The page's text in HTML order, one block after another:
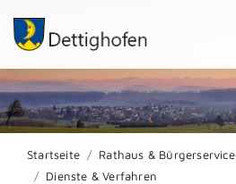
Startseite Rathaus & Bürgerservice
Dienste & Verfahren